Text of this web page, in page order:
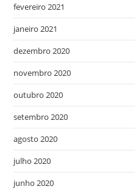
fevereiro 2021
janeiro 2021
dezembro 2020
novembro 2020
outubro 2020
setembro 2020
agosto 2020
julho 2020
junho 2020